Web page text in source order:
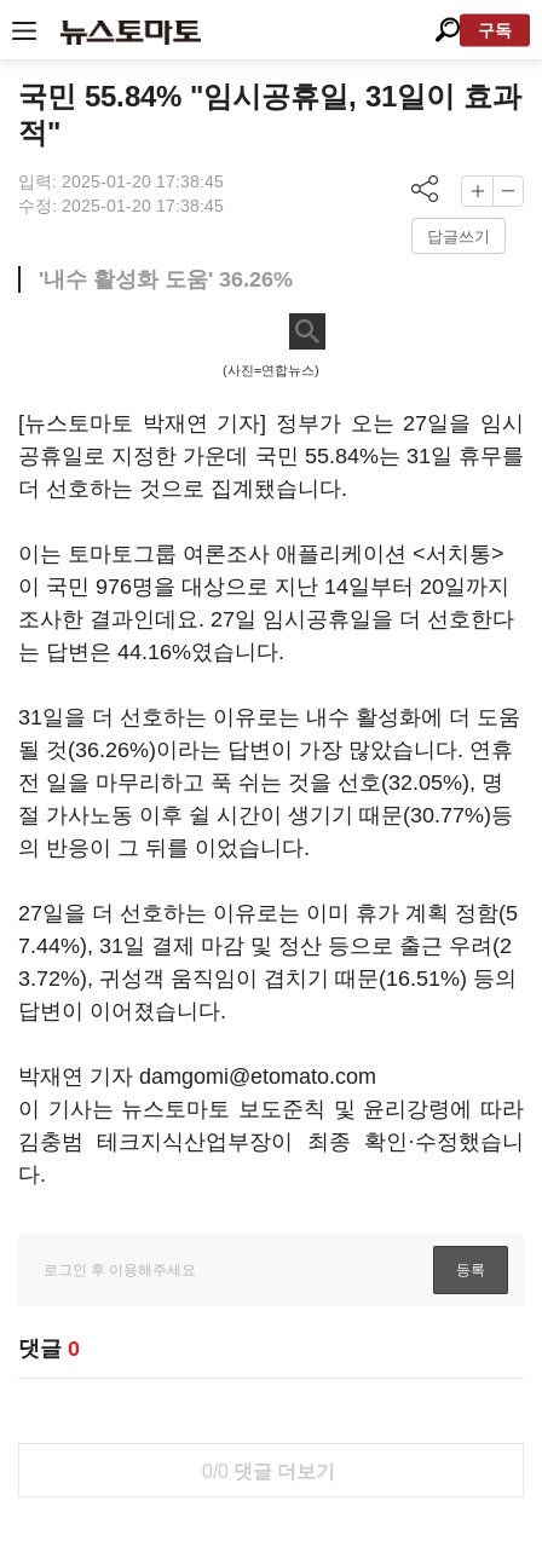
구독
국민 55.84% "임시공휴일, 31일이 효과
적"
입력: 2025-01-20 17:38:45
수정: 2025-01-20 17:38:45
답글쓰기
'내수 활성화 도움' 36.26%
(사진=연합뉴스)
[뉴스토마토 박재연 기자] 정부가 오는 27일을 임시
공휴일로 지정한 가운데 국민 55.84%는 31일 휴무를
더 선호하는 것으로 집계됐습니다.
이는 토마토그룹 여론조사 애플리케이션 <서치통>
이 국민 976명을 대상으로 지난 14일부터 20일까지
조사한 결과인데요. 27일 임시공휴일을 더 선호한다
는 답변은 44.16%였습니다.
31일을 더 선호하는 이유로는 내수 활성화에 더 도움
될 것(36.26%)이라는 답변이 가장 많았습니다. 연휴
전 일을 마무리하고 푹 쉬는 것을 선호(32.05%), 명
절 가사노동 이후 쉴 시간이 생기기 때문(30.77%)등
의 반응이 그 뒤를 이었습니다.
27일을 더 선호하는 이유로는 이미 휴가 계획 정함(5
7.44%), 31일 결제 마감 및 정산 등으로 출근 우려(2
3.72%), 귀성객 움직임이 겹치기 때문(16.51%) 등의
답변이 이어졌습니다.
박재연 기자 damgomi@etomato.com
이 기사는 뉴스토마토 보도준칙 및 윤리강령에 따라
김충범 테크지식산업부장이 최종 확인·수정했습니
다.
댓글 0
0/0 댓글 더보기